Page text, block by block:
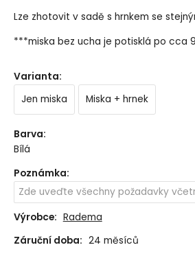
Lze zhotovit v sadě s hrnkem se
***miska bez ucha je potisklá po cca
Varianta:
Jen miska
Miska + hrnek
Barva:
Bílá
Poznámka:
Výrobce: Radema
Záruční doba: 24 měsíců